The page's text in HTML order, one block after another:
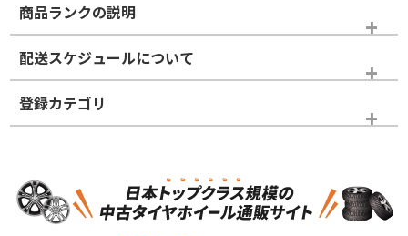
商品ランクの説明
※商品ランクは出品者の主観により判断しておりますので、あら
かじめご了承ください。
ホイールランク
新車外し品（新古
配送スケジュールについて
登録カテゴリ
ホイールのみ